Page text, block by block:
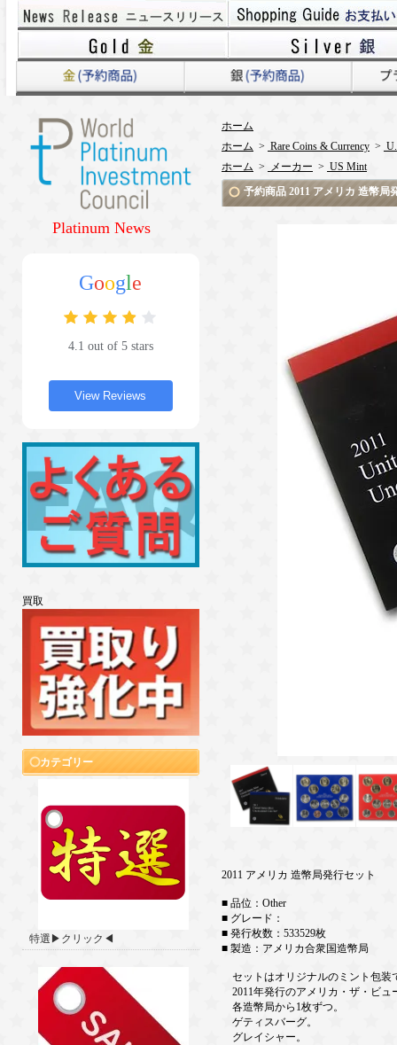
Platinum News
Google
4.1 out of 5 stars
View Reviews
買取
カテゴリー
特選▶クリック◀
ホーム
ホーム > Rare Coins & Currency >
ホーム > メーカー > US Mint
予約商品 2011 アメリカ 造幣局
2011 アメリカ 造幣局発行セット
■ 品位：Other
■ グレード：
■ 発行枚数：533529枚
■ 製造：アメリカ合衆国造幣局
セットはオリジナルのミント包装
2011年発行のアメリカ・ザ・ビュ
各造幣局から1枚ずつ。
ゲティスバーグ。
グレイシャー。